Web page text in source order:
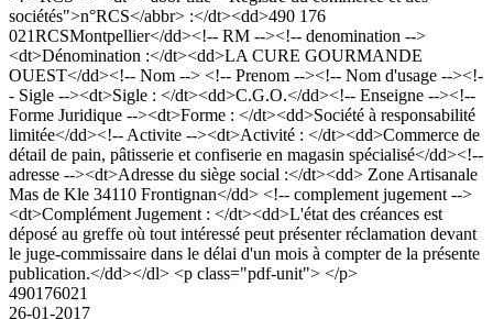
sociétés">n°RCS</abbr> :</dt><dd>490 176
021RCSMontpellier</dd><!-- RM --><!-- denomination -->
<dt>Dénomination :</dt><dd>LA CURE GOURMANDE
OUEST</dd><!-- Nom --> <!-- Prenom --><!-- Nom d'usage --><!-
- Sigle --><dt>Sigle : </dt><dd>C.G.O.</dd><!-- Enseigne --><!--
Forme Juridique --><dt>Forme : </dt><dd>Société à responsabilité
limitée</dd><!-- Activite --><dt>Activité : </dt><dd>Commerce de
détail de pain, pâtisserie et confiserie en magasin spécialisé</dd><!--
adresse --><dt>Adresse du siège social :</dt><dd> Zone Artisanale
Mas de Kle 34110 Frontignan</dd> <!-- complement jugement -->
<dt>Complément Jugement : </dt><dd>L'état des créances est
déposé au greffe où tout intéressé peut présenter réclamation devant
le juge-commissaire dans le délai d'un mois à compter de la présente
publication.</dd></dl> <p class="pdf-unit"> </p>
490176021
26-01-2017